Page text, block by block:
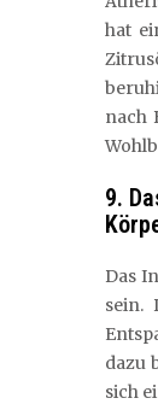
hat
nach
9.
Das
sein.
dazu
sich